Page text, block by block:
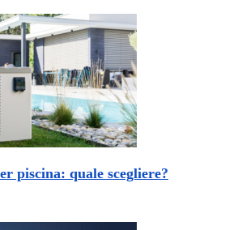
piscina: quale scegliere?